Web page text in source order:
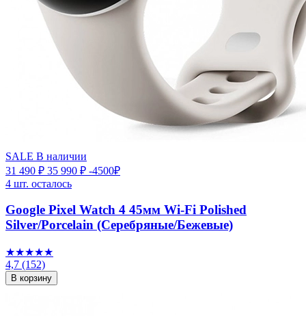
SALE В наличии
31 490 ₽ 35 990 ₽ -4500₽
4 шт. осталось
Google Pixel Watch 4 45мм Wi-Fi Polished
Silver/Porcelain (Серебряные/Бежевые)
★★★★★
4,7 (152)
В корзину